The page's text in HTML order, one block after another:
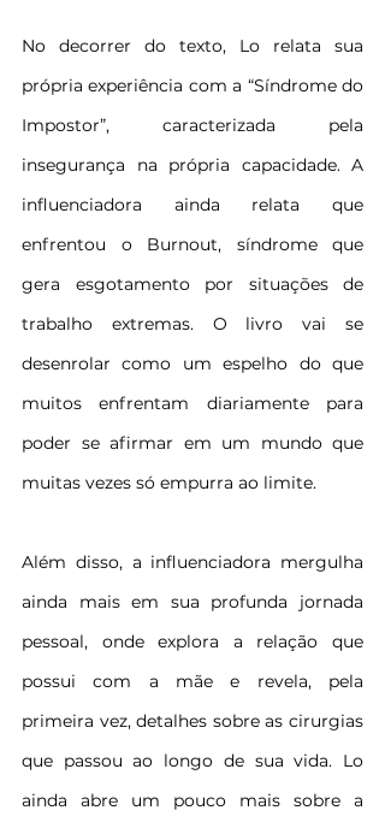
No decorrer do texto, Lo relata sua
própria experiência com a “Síndrome do
Impostor”, caracterizada pela
insegurança na própria capacidade. A
influenciadora ainda relata que
enfrentou o Burnout, síndrome que
gera esgotamento por situações de
trabalho extremas. O livro vai se
desenrolar como um espelho do que
muitos enfrentam diariamente para
poder se afirmar em um mundo que
muitas vezes só empurra ao limite.
Além disso, a influenciadora mergulha
ainda mais em sua profunda jornada
pessoal, onde explora a relação que
possui com a mãe e revela, pela
primeira vez, detalhes sobre as cirurgias
que passou ao longo de sua vida. Lo
ainda abre um pouco mais sobre a